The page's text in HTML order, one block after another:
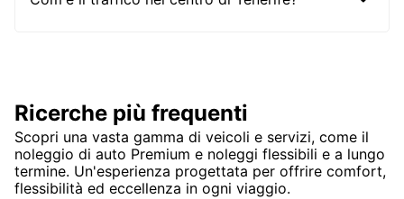
Ricerche più frequenti
Scopri una vasta gamma di veicoli e servizi, come il
noleggio di auto Premium e noleggi flessibili e a lungo
termine. Un'esperienza progettata per offrire comfort,
flessibilità ed eccellenza in ogni viaggio.